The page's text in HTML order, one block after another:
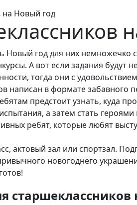
на Новый год
Новый год для них
А вот если задания будут
тогда они с
написан в формате забавного
предстоит узнать, куда
а затем стать
ребят, которые любят
актовый зал или спортзал.
новогоднего